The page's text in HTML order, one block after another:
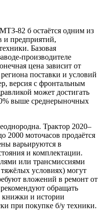
82 б остаётся одним из
и предприятий,
Базовая
производителе
цена зависит от
поставки и условий
версия с фронтальным
может достигать
выше среднерыночных
Трактор 2020–
2000 моточасов продаётся
варьируются в
и комплектации.
или трансмиссиями
условиях) могут
вложений в ремонт от
обращать
книжки и истории
при покупке б/у техники.